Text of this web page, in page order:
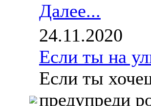
Далее...
24.11.2020
Если ты на
Если ты
предупреди